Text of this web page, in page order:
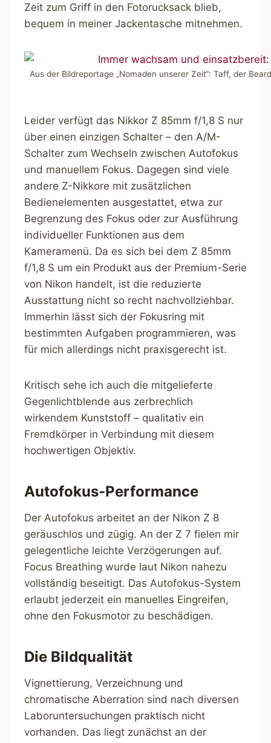
Zeit zum Griff in den Fotorucksack blieb,
bequem in meiner Jackentasche mitnehmen.
Aus der Bildreportage „Nomaden unserer Zeit“: Taff, der
Leider verfügt das Nikkor Z 85mm f/1,8 S nur
über einen einzigen Schalter – den A/M-
Schalter zum Wechseln zwischen Autofokus
und manuellem Fokus. Dagegen sind viele
andere Z-Nikkore mit zusätzlichen
Bedienelementen ausgestattet, etwa zur
Begrenzung des Fokus oder zur Ausführung
individueller Funktionen aus dem
Kameramenü. Da es sich bei dem Z 85mm
f/1,8 S um ein Produkt aus der Premium-Serie
von Nikon handelt, ist die reduzierte
Ausstattung nicht so recht nachvollziehbar.
Immerhin lässt sich der Fokusring mit
bestimmten Aufgaben programmieren, was
für mich allerdings nicht praxisgerecht ist.
Kritisch sehe ich auch die mitgelieferte
Gegenlichtblende aus zerbrechlich
wirkendem Kunststoff – qualitativ ein
Fremdkörper in Verbindung mit diesem
hochwertigen Objektiv.
Autofokus-Performance
Der Autofokus arbeitet an der Nikon Z 8
geräuschlos und zügig. An der Z 7 fielen mir
gelegentliche leichte Verzögerungen auf.
Focus Breathing wurde laut Nikon nahezu
vollständig beseitigt. Das Autofokus-System
erlaubt jederzeit ein manuelles Eingreifen,
ohne den Fokusmotor zu beschädigen.
Die Bildqualität
Vignettierung, Verzeichnung und
chromatische Aberration sind nach diversen
Laboruntersuchungen praktisch nicht
vorhanden. Das liegt zunächst an der